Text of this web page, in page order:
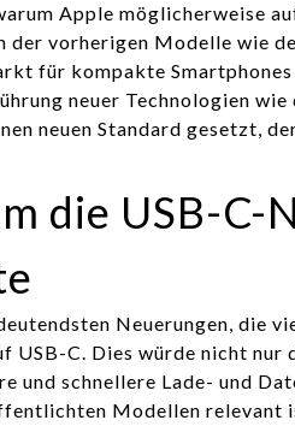
Apple möglicherweise
der vorherigen Modelle wie
für kompakte
neuer Technologien wie
neuen Standard gesetzt,
die USB-C-
Neuerungen, die
USB-C. Dies würde nicht nur
und schnellere Lade- und
Modellen relevant